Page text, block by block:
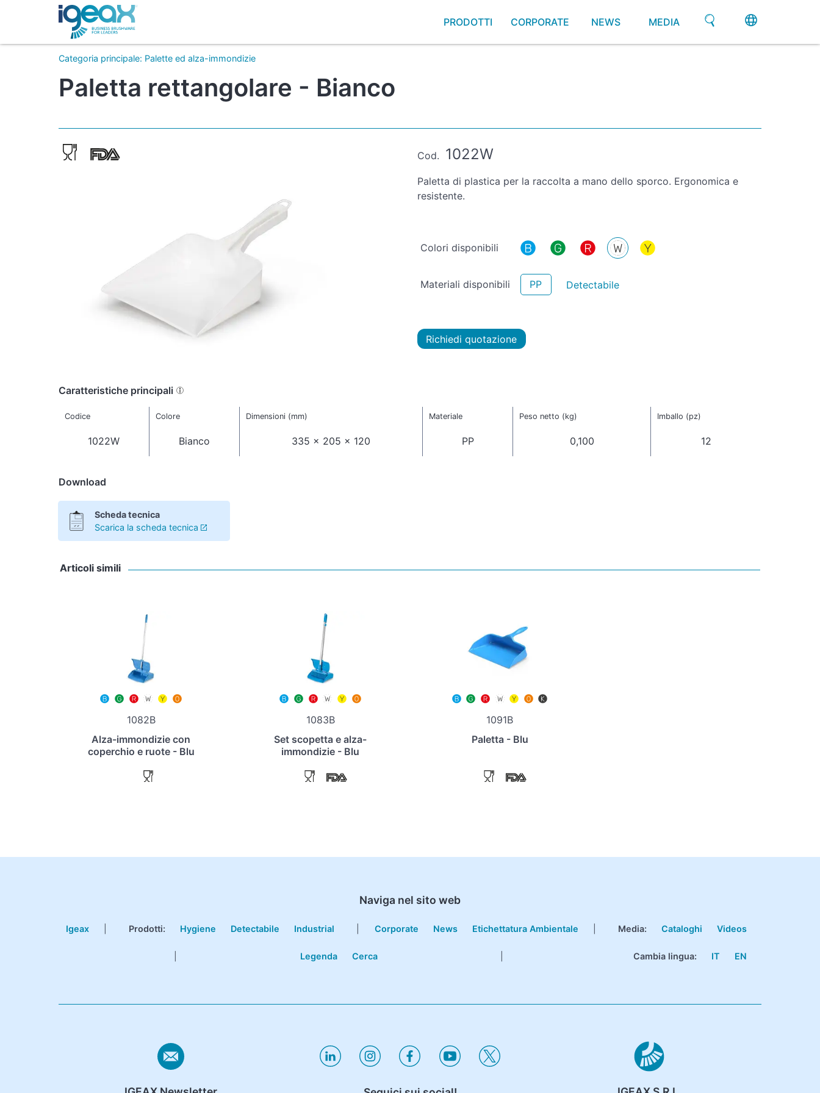
PRODOTTI CORPORATE NEWS MEDIA
Categoria principale: Palette ed alza-immondizie
Paletta rettangolare - Bianco
Cod. 1022W
Paletta di plastica per la raccolta a mano dello sporco. Ergonomica e
resistente.
Colori disponibili
Materiali disponibili PP Detectabile
Richiedi quotazione
Caratteristiche principali
Codice Colore Dimensioni (mm) Materiale Peso netto (kg) Imballo (pz)
1022W Bianco 335 x 205 x 120 PP 0,100 12
Download
Scheda tecnica
Scarica la scheda tecnica
Articoli simili
1082B
Alza-immondizie con
coperchio e ruote - Blu
1083B
Set scopetta e alza-
immondizie - Blu
1091B
Paletta - Blu
Naviga nel sito web
Igeax Prodotti: Hygiene Detectabile Industrial Corporate News Etichettatura Ambientale Media: Cataloghi Videos
Legenda Cerca Cambia lingua: IT EN